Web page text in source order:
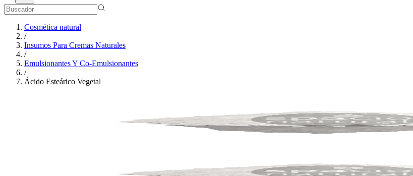
Cosmética natural
/
Insumos Para Cremas Naturales
/
Emulsionantes Y Co-Emulsionantes
/
Ácido Esteárico Vegetal